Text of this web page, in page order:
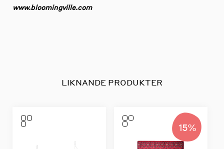
www.bloomingville.com
LIKNANDE PRODUKTER
15%